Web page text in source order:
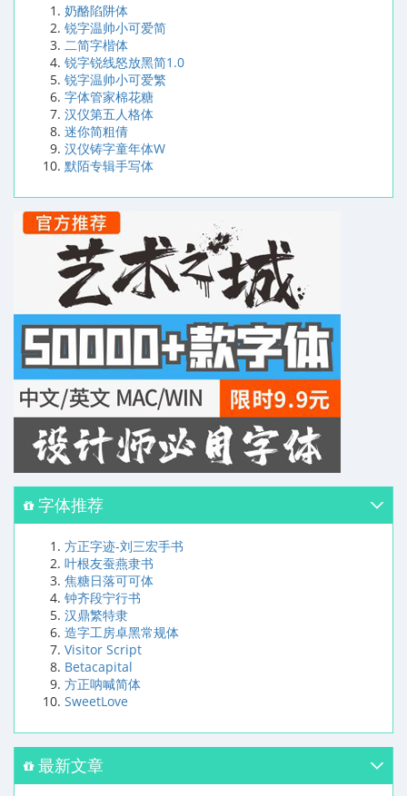
奶酪陷阱体
锐字温帅小可爱简
二简字楷体
锐字锐线怒放黑简1.0
锐字温帅小可爱繁
字体管家棉花糖
汉仪第五人格体
迷你简粗倩
汉仪铸字童年体W
默陌专辑手写体
字体推荐
方正字迹-刘三宏手书
叶根友蚕燕隶书
焦糖日落可可体
钟齐段宁行书
汉鼎繁特隶
造字工房卓黑常规体
Visitor Script
Betacapital
方正呐喊简体
SweetLove
最新文章